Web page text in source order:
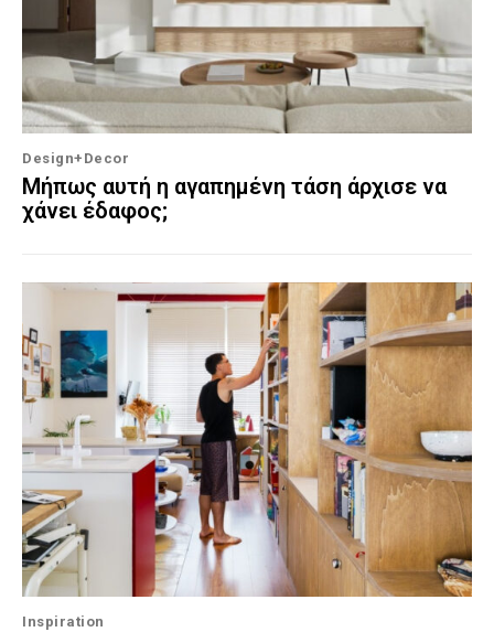
Design+Decor
Μήπως αυτή η αγαπημένη τάση άρχισε να
χάνει έδαφος;
Inspiration